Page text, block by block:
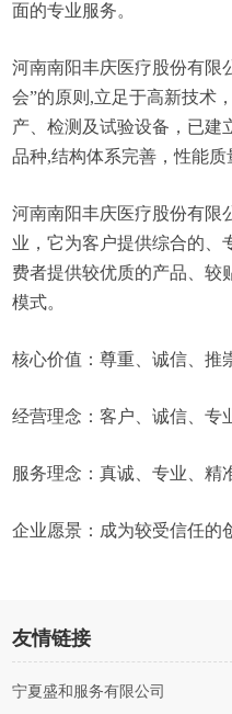
面的专业服务。
河南南阳丰庆医疗股份有限
会”的原则,立足于高新技术
产、检测及试验设备，已建
品种,结构体系完善，性能质
河南南阳丰庆医疗股份有限
业，它为客户提供综合的、
费者提供较优质的产品、较
模式。
核心价值：尊重、诚信、推
经营理念：客户、诚信、专
服务理念：真诚、专业、精
企业愿景：成为较受信任的
友情链接
宁夏盛和服务有限公司